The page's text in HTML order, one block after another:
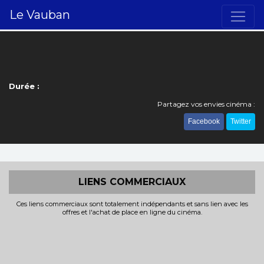
Le Vauban
Durée :
Partagez vos envies cinéma :
Facebook Twitter
LIENS COMMERCIAUX
Ces liens commerciaux sont totalement indépendants et sans lien avec les
offres et l'achat de place en ligne du cinéma.